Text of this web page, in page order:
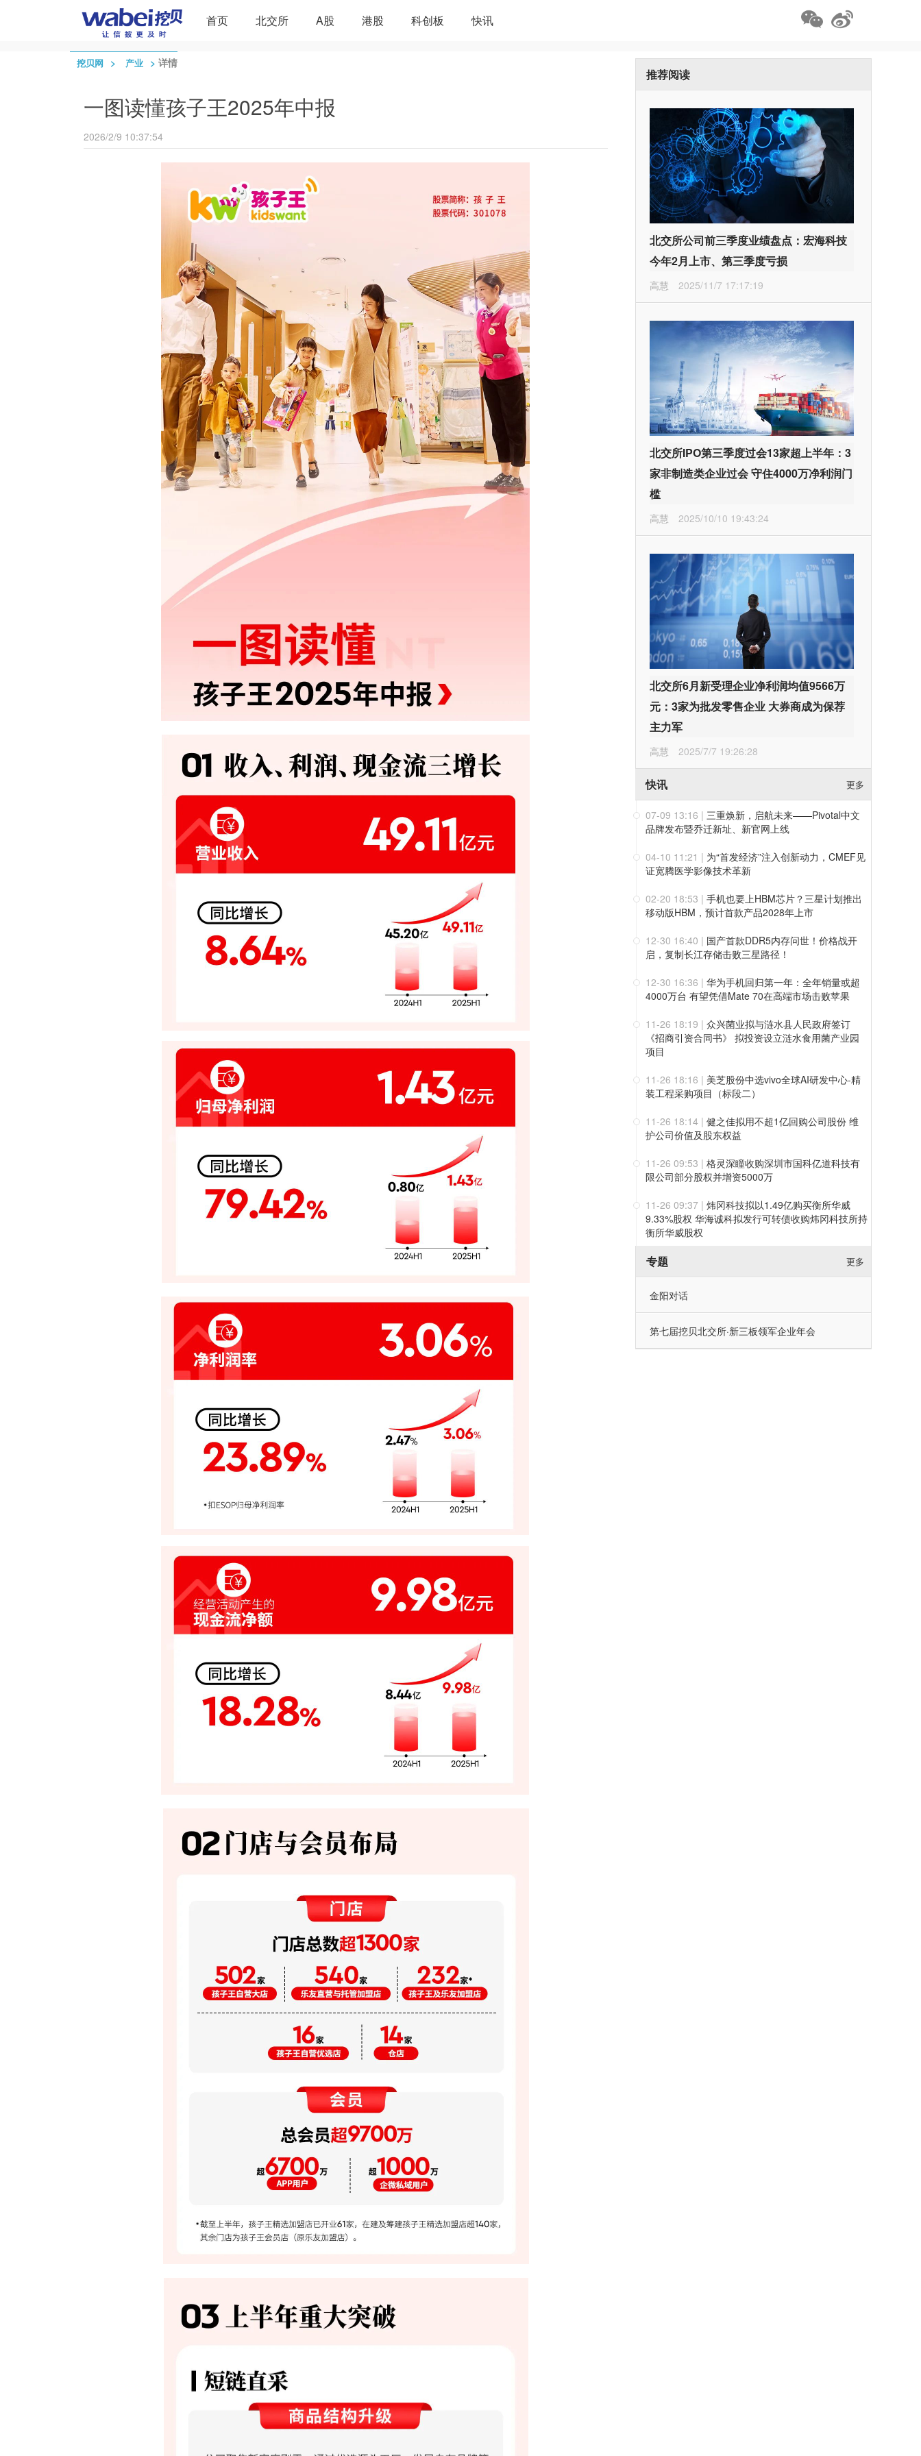
首页 北交所 A股 港股 科创板 快讯
挖贝网 > 产业 > 详情
一图读懂孩子王2025年中报
2026/2/9 10:37:54
推荐阅读
北交所公司前三季度业绩盘点：宏海科技
今年2月上市、第三季度亏损
高慧 2025/11/7 17:17:19
北交所IPO第三季度过会13家超上半年：3
家非制造类企业过会 守住4000万净利润门
槛
高慧 2025/10/10 19:43:24
北交所6月新受理企业净利润均值9566万
元：3家为批发零售企业 大券商成为保荐
主力军
高慧 2025/7/7 19:26:28
快讯 更多
07-09 13:16 | 三重焕新，启航未来——Pivotal中文
品牌发布暨乔迁新址、新官网上线
04-10 11:21 | 为“首发经济”注入创新动力，CMEF见
证宽腾医学影像技术革新
02-20 18:53 | 手机也要上HBM芯片？三星计划推出
移动版HBM，预计首款产品2028年上市
12-30 16:40 | 国产首款DDR5内存问世！价格战开
启，复制长江存储击败三星路径！
12-30 16:36 | 华为手机回归第一年：全年销量或超
4000万台 有望凭借Mate 70在高端市场击败苹果
11-26 18:19 | 众兴菌业拟与涟水县人民政府签订
《招商引资合同书》 拟投资设立涟水食用菌产业园
项目
11-26 18:16 | 美芝股份中选vivo全球AI研发中心-精
装工程采购项目（标段二）
11-26 18:14 | 健之佳拟用不超1亿回购公司股份 维
护公司价值及股东权益
11-26 09:53 | 格灵深瞳收购深圳市国科亿道科技有
限公司部分股权并增资5000万
11-26 09:37 | 炜冈科技拟以1.49亿购买衡所华威
9.33%股权 华海诚科拟发行可转债收购炜冈科技所持
衡所华威股权
专题 更多
金阳对话
第七届挖贝北交所·新三板领军企业年会